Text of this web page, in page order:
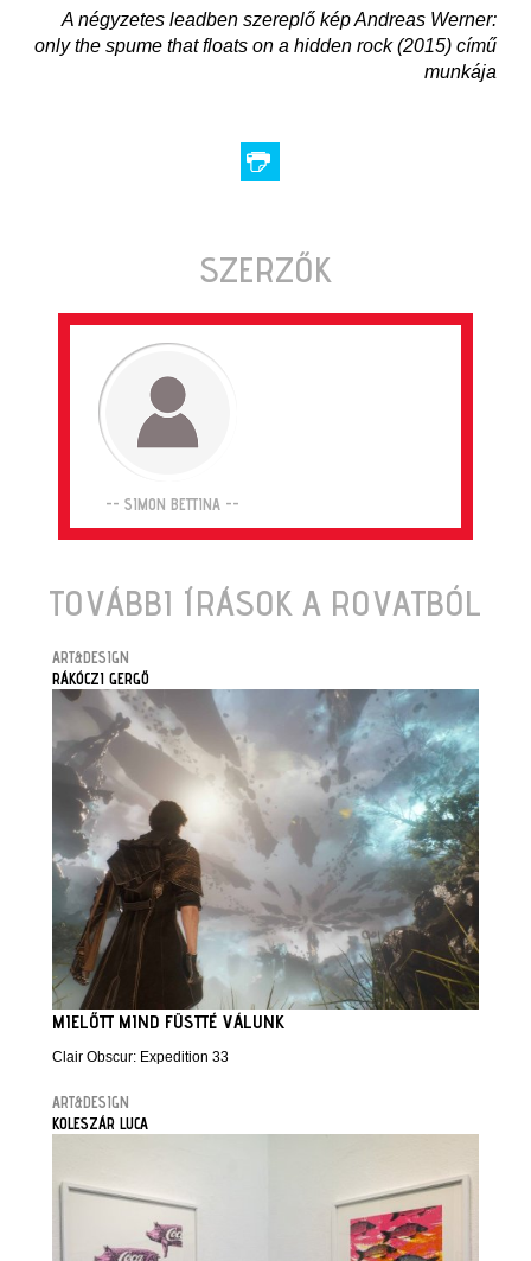
A négyzetes leadben szereplő kép Andreas Werner:
only the spume that floats on a hidden rock (2015) című
munkája
SZERZŐK
-- SIMON BETTINA --
TOVÁBBI ÍRÁSOK A ROVATBÓL
ART&DESIGN
RÁKÓCZI GERGŐ
MIELŐTT MIND FÜSTTÉ VÁLUNK
Clair Obscur: Expedition 33
ART&DESIGN
KOLESZÁR LUCA